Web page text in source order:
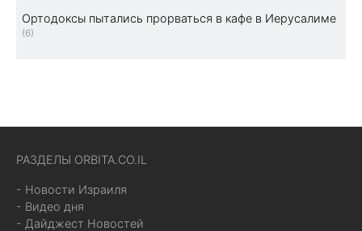
Ортодоксы пытались прорваться в кафе в Иерусалиме
(6)
РАЗДЕЛЫ ORBITA.CO.IL
- Новости Израиля
- Видео дня
- Дайджест Новостей